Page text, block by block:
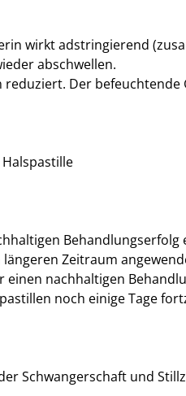
wirkt adstringierend
abschwellen.
Der
Halspastille
Zeitraum
nachhaltigen
noch einige Tage
Schwangerschaft und